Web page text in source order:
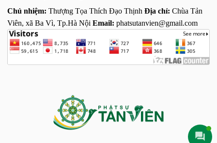
Chủ nhiệm: Thượng Tọa Thích Đạo Thịnh Địa chỉ: Chùa Tản
Viên, xã Ba Vì, Tp.Hà Nội Email: phatsutanvien@gmail.com